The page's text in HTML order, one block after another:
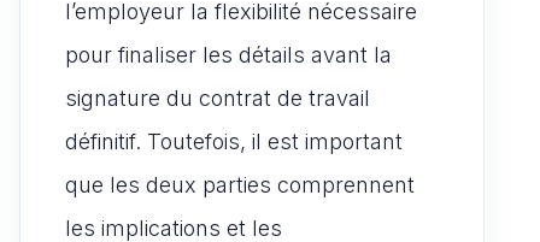
l’employeur la flexibilité nécessaire
pour finaliser les détails avant la
signature du contrat de travail
définitif. Toutefois, il est important
que les deux parties comprennent
les implications et les